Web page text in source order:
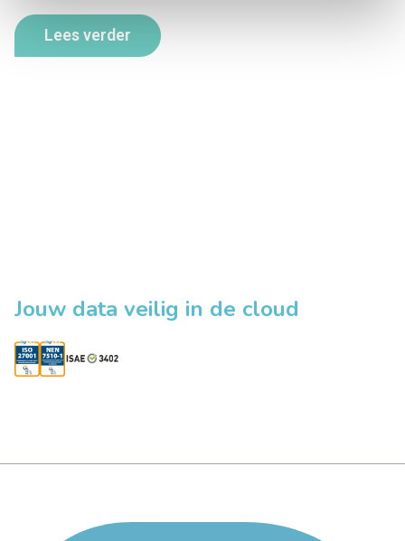
Lees verder
Jouw data veilig in de cloud